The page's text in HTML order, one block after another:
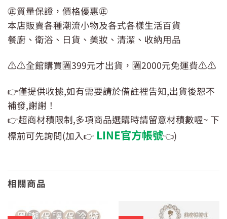
㊣質量保證，價格優惠㊣
本店販賣各種潮流小物及各式各樣生活百貨
餐廚、衛浴、日貨、美妝、清潔、收納用品
⚠️⚠️全館購買🈵399元才出貨，🈵2000元免運費⚠️⚠️
👉僅提供收據,如有需要請於備註裡告知,出貨後恕不
補發,謝謝！
👉超商材積限制,多項商品選購時請留意材積數喔~ 下
標前可先詢問(加入👉 LINE官方帳號👈)
相關商品